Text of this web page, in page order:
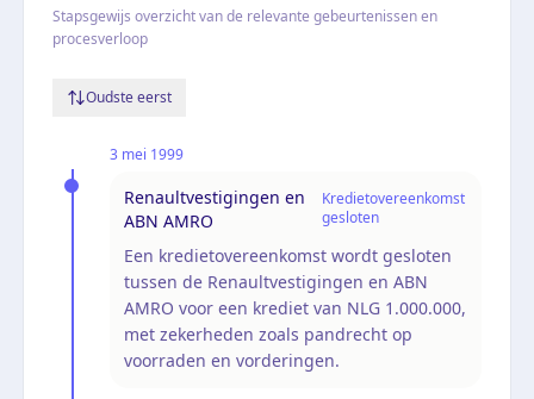
Stapsgewijs overzicht van de relevante gebeurtenissen en
procesverloop
Oudste eerst
3 mei 1999
Renaultvestigingen en
ABN AMRO
Kredietovereenkomst
gesloten
Een kredietovereenkomst wordt gesloten
tussen de Renaultvestigingen en ABN
AMRO voor een krediet van NLG 1.000.000,
met zekerheden zoals pandrecht op
voorraden en vorderingen.